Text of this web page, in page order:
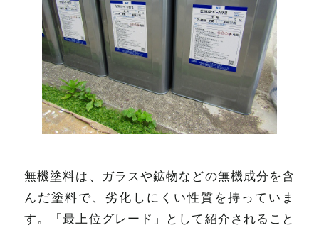
無機塗料は、ガラスや鉱物などの無機成分を含
んだ塗料で、劣化しにくい性質を持っていま
す。「最上位グレード」として紹介されること